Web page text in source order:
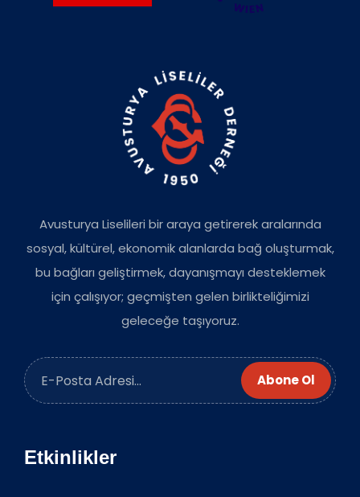
Avusturya Liselileri bir araya getirerek aralarında
sosyal, kültürel, ekonomik alanlarda bağ oluşturmak,
bu bağları geliştirmek, dayanışmayı desteklemek
için çalışıyor; geçmişten gelen birlikteliğimizi
geleceğe taşıyoruz.
Abone Ol
Etkinlikler